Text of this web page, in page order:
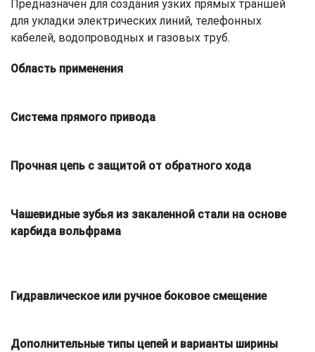
Предназначен для создания узких прямых траншей
для укладки электрических линий, телефонных
кабелей, водопроводных и газовых труб.
Область применения
Система прямого привода
Прочная цепь с защитой от обратного хода
Чашевидные зубья из закаленной стали на основе
карбида вольфрама
Гидравлическое или ручное боковое смещение
Дополнительные типы цепей и варианты ширины